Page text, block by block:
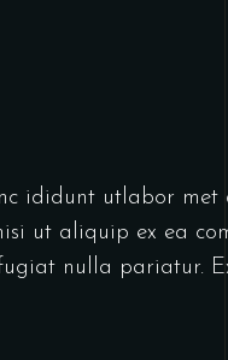
ididunt utlabor met
ut aliquip ex ea
nulla pariatur.